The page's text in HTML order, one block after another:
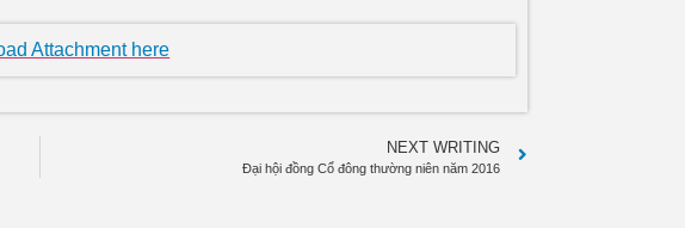
Attachment here
NEXT WRITING
Đại hội đồng Cổ đông thường niên năm 2016